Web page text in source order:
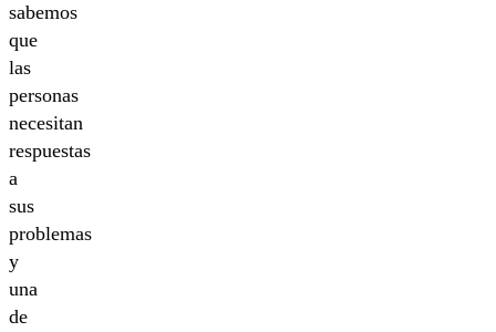
sabemos
que
las
personas
necesitan
respuestas
a
sus
problemas
y
una
de